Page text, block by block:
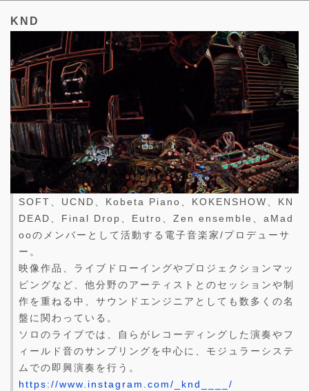
KND
SOFT、UCND、Kobeta Piano、KOKENSHOW、KN
DEAD、Final Drop、Eutro、Zen ensemble、aMad
ooのメンバーとして活動する電子音楽家/プロデューサ
ー。
映像作品、ライブドローイングやプロジェクションマッ
ピングなど、他分野のアーティストとのセッションや制
作を重ねる中、サウンドエンジニアとしても数多くの名
盤に関わっている。
ソロのライブでは、自らがレコーディングした演奏やフ
ィールド音のサンプリングを中心に、モジュラーシステ
ムでの即興演奏を行う。
https://www.instagram.com/_knd____/